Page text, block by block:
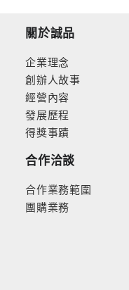
關於誠品
企業理念
創辦人故事
經營內容
發展歷程
得獎事蹟
合作洽談
合作業務範圍
團購業務